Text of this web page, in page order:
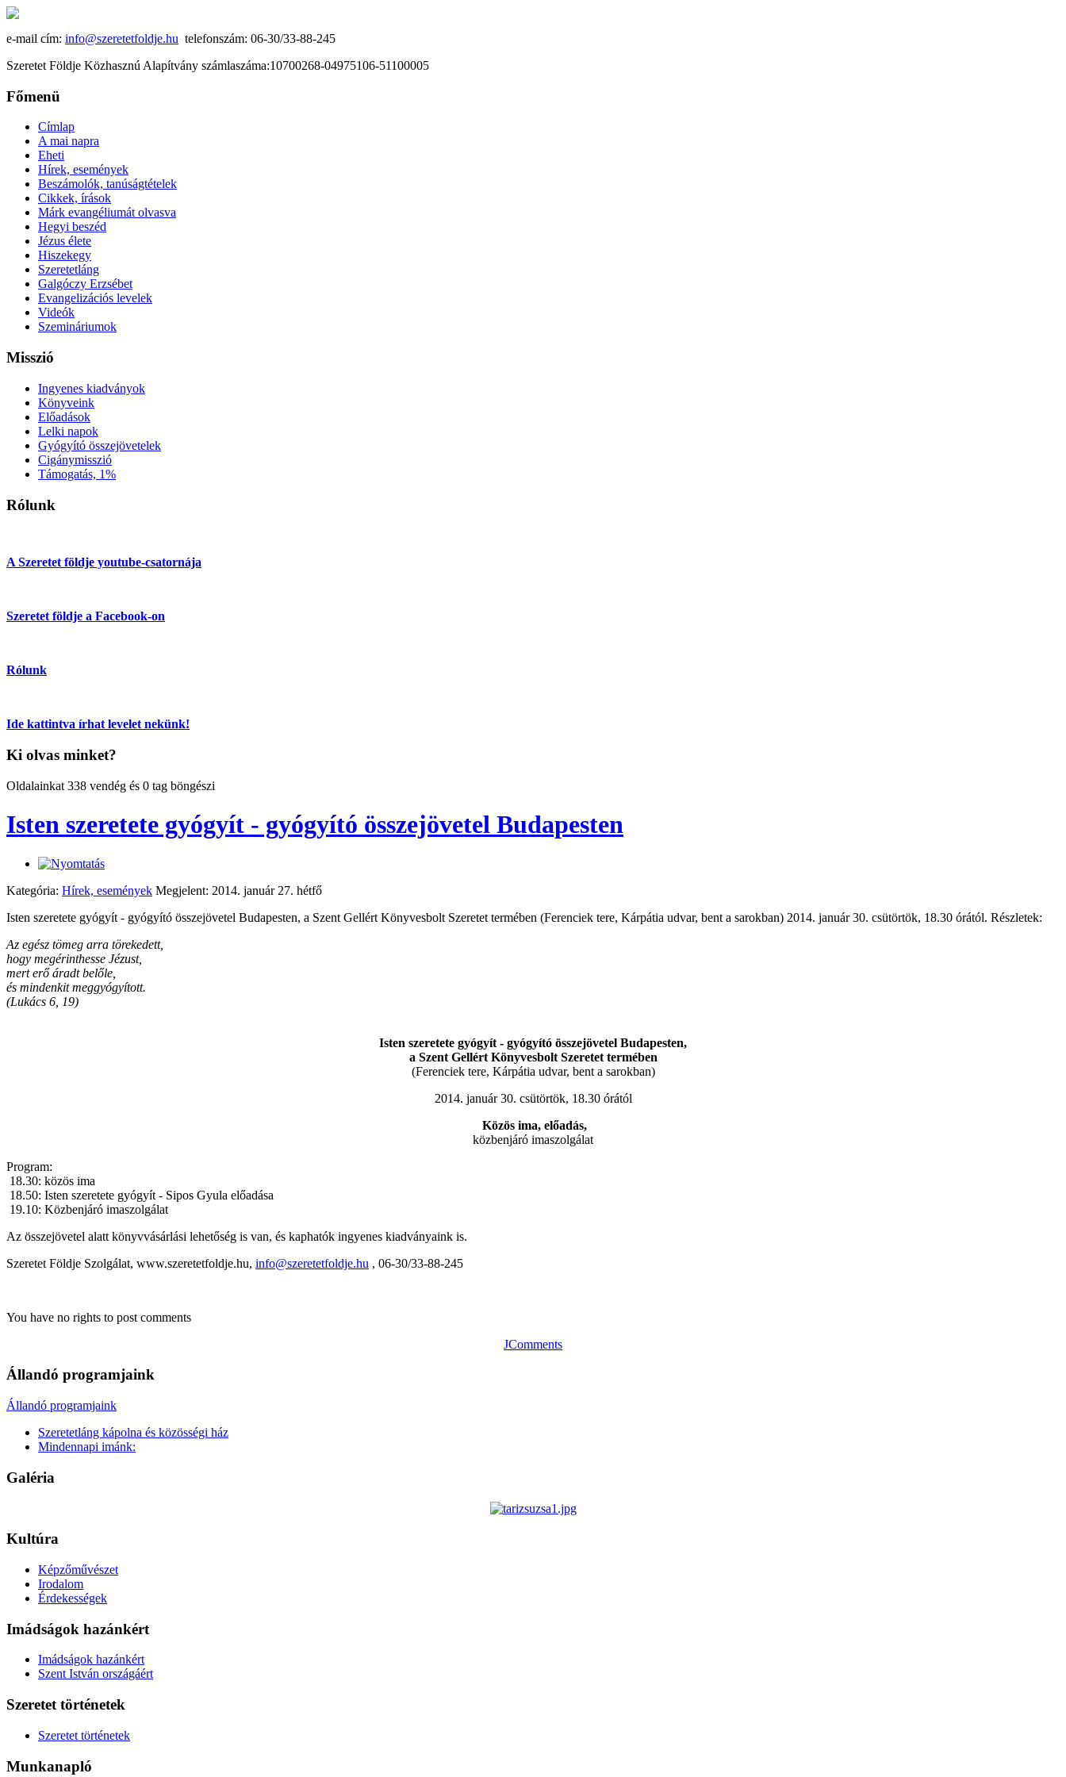
e-mail cím: info@szeretetfoldje.hu telefonszám: 06-30/33-88-245
Szeretet Földje Közhasznú Alapítvány számlaszáma:10700268-04975106-51100005
Főmenü
Címlap
A mai napra
Eheti
Hírek, események
Beszámolók, tanúságtételek
Cikkek, írások
Márk evangéliumát olvasva
Hegyi beszéd
Jézus élete
Hiszekegy
Szeretetláng
Galgóczy Erzsébet
Evangelizációs levelek
Videók
Szemináriumok
Misszió
Ingyenes kiadványok
Könyveink
Előadások
Lelki napok
Gyógyító összejövetelek
Cigánymisszió
Támogatás, 1%
Rólunk
A Szeretet földje youtube-csatornája
Szeretet földje a Facebook-on
Rólunk
Ide kattintva írhat levelet nekünk!
Ki olvas minket?
Oldalainkat 338 vendég és 0 tag böngészi
Isten szeretete gyógyít - gyógyító összejövetel Budapesten
Kategória: Hírek, események Megjelent: 2014. január 27. hétfő
Isten szeretete gyógyít - gyógyító összejövetel Budapesten, a Szent Gellért Könyvesbolt Szeretet termében (Ferenciek tere, Kárpátia udvar, bent a sarokban) 2014. január 30. csütörtök, 18.30 órától. Részletek:
Az egész tömeg arra törekedett,
hogy megérinthesse Jézust,
mert erő áradt belőle,
és mindenkit meggyógyított.
(Lukács 6, 19)
Isten szeretete gyógyít - gyógyító összejövetel Budapesten,
a Szent Gellért Könyvesbolt Szeretet termében
(Ferenciek tere, Kárpátia udvar, bent a sarokban)
2014. január 30. csütörtök, 18.30 órától
Közös ima, előadás,
közbenjáró imaszolgálat
Program:
18.30: közös ima
18.50: Isten szeretete gyógyít - Sipos Gyula előadása
19.10: Közbenjáró imaszolgálat
Az összejövetel alatt könyvvásárlási lehetőség is van, és kaphatók ingyenes kiadványaink is.
Szeretet Földje Szolgálat, www.szeretetfoldje.hu, info@szeretetfoldje.hu , 06-30/33-88-245
You have no rights to post comments
JComments
Állandó programjaink
Állandó programjaink
Szeretetláng kápolna és közösségi ház
Mindennapi imánk:
Galéria
Kultúra
Képzőművészet
Irodalom
Érdekességek
Imádságok hazánkért
Imádságok hazánkért
Szent István országáért
Szeretet történetek
Szeretet történetek
Munkanapló